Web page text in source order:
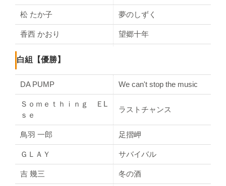
松 たか子 夢のしずく
香西 かおり 望郷十年
中村 美律子
Kiroro 長い間
伍代 夏子 風待ち湊
SPEED my graduation '99
Every Little Thing Over and Over
藤 あや子 女のまごころ
浜崎 あゆみ Boys&Girls
白組【優勝】
DA PUMP We can't stop the music
Ｓｏｍｅｔｈｉｎｇ ＥL
ｓｅ
ラストチャンス
鳥羽 一郎 足摺岬
ＧＬＡＹ サバイバル
吉 幾三 冬の酒